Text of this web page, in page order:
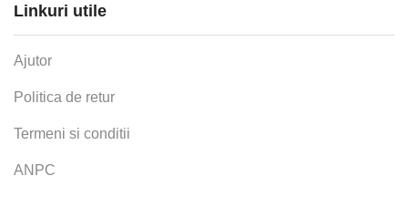
Linkuri utile
Ajutor
Politica de retur
Termeni si conditii
ANPC